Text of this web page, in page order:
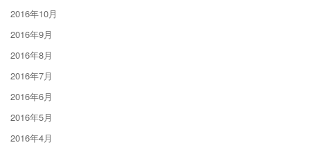
2016年10月
2016年9月
2016年8月
2016年7月
2016年6月
2016年5月
2016年4月